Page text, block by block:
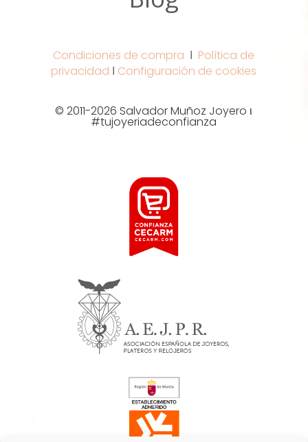
Condiciones de compra Ι Política de
privacidad Ι Configuración de cookies
© 2011-2026 Salvador Muñoz Joyero ι
#tujoyeriadeconfianza